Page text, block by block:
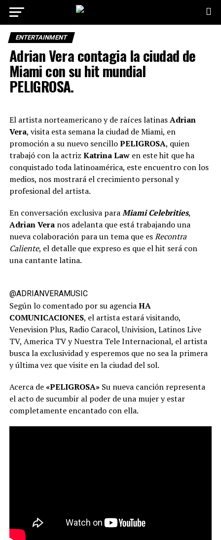
ENTERTAINMENT
Adrian Vera contagia la ciudad de
Miami con su hit mundial
PELIGROSA.
El artista norteamericano y de raíces latinasAdrian
Vera, visita esta semana la ciudad de Miami, en
promoción a su nuevo sencilloPELIGROSA, quien
trabajó con la actriz Katrina Lawen este hit que ha
conquistado toda latinoamérica, este encuentro con los
medios, nos mostrará el crecimiento personal y
profesional del artista.
En conversación exclusiva paraMiami Celebrities,
Adrian Veranos adelanta que está trabajando una
nueva colaboración para un tema que esRecontra
Caliente, el detalle que expreso es que el hit será con
una cantante latina.
@ADRIANVERAMUSIC
Según lo comentado por su agenciaHA
COMUNICACIONES, el artista estará visitando,
Venevision Plus, Radio Caracol, Univision, Latinos Live
TV, America TV y Nuestra Tele Internacional, el artista
busca la exclusividad y esperemos que no sea la primera
y última vez que visite en la ciudad del sol.
Acerca de«PELIGROSA»Su nueva canción representa
el acto de sucumbir al poder de una mujer y estar
completamente encantado con ella.